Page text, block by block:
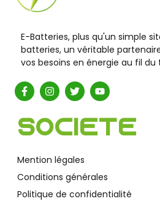
E-Batteries, plus qu'un simple
batteries, un véritable
vos besoins en énergie au fil du
Société
Mention légales
Conditions générales
Politique de confidentialité